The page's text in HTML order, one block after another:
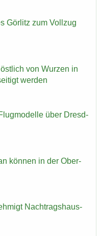
Gör­litz zum Voll­zug
von Wur­zen in
wer­den
über Dresd­
kön­nen in der Ober­
Nach­trags­haus­